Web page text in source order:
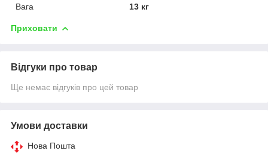
Вага
13 кг
Приховати
Відгуки про товар
Ще немає відгуків про цей товар
Умови доставки
Нова Пошта